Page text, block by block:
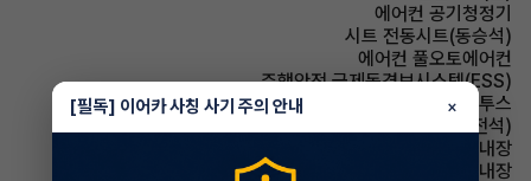
에어컨 공기청정기
시트 전동시트(동승석)
에어컨 풀오토에어컨
주행안전 급제동경보시스템(ESS)
유무선단자 블루투스
시트 전동시트(운전석)
룸미러 하이패스 내장
스티어링휠 열선내장
[필독] 이어카 사칭 사기 주의 안내 ×